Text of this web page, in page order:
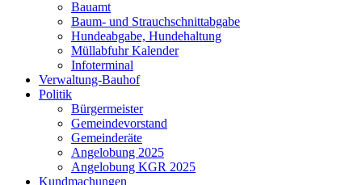
Bauamt
Baum- und Strauchschnittabgabe
Hundeabgabe, Hundehaltung
Müllabfuhr Kalender
Infoterminal
Verwaltung-Bauhof
Politik
Bürgermeister
Gemeindevorstand
Gemeinderäte
Angelobung 2025
Angelobung KGR 2025
Kundmachungen